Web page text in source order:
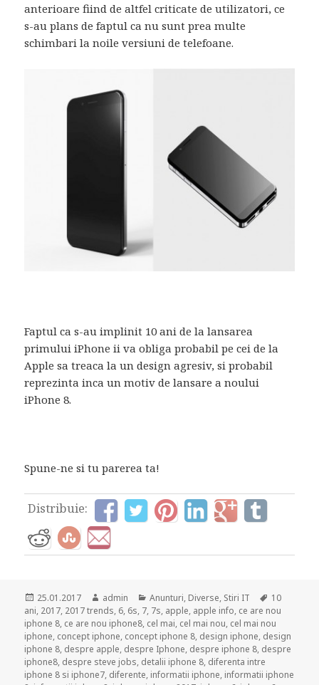
anterioare fiind de altfel criticate de utilizatori, ce
s-au plans de faptul ca nu sunt prea multe
schimbari la noile versiuni de telefoane.
Faptul ca s-au implinit 10 ani de la lansarea
primului iPhone ii va obliga probabil pe cei de la
Apple sa treaca la un design agresiv, si probabil
reprezinta inca un motiv de lansare a noului
iPhone 8.
Spune-ne si tu parerea ta!
Distribuie:
Posted
on
25.01.2017 Author
admin Categories
Anunturi, Diverse, Stiri IT Tags
10
ani, 2017, 2017 trends, 6, 6s, 7, 7s, apple, apple info, ce are nou
iphone 8, ce are nou iphone8, cel mai, cel mai nou, cel mai nou
iphone, concept iphone, concept iphone 8, design iphone, design
iphone 8, despre apple, despre Iphone, despre iphone 8, despre
iphone8, despre steve jobs, detalii iphone 8, diferenta intre
iphone 8 si iphone7, diferente, informatii iphone, informatii iphone